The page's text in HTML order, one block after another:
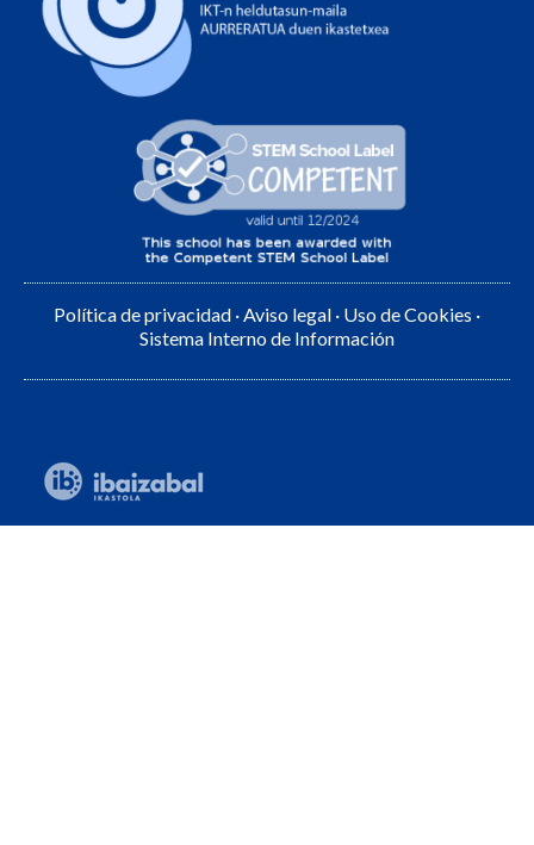
Política de privacidad ·Aviso legal · Uso de Cookies ·
Sistema Interno de Información